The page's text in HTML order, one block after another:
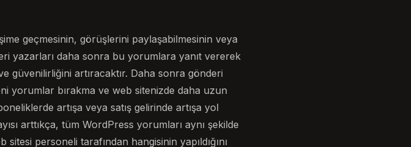
geçmesinin, görüşlerini paylaşabilmesinin veya
yazarları daha sonra bu yorumlara yanıt vererek
güvenilirliğini artıracaktır. Daha sonra gönderi
yorumlar bırakma ve web sitenizde daha uzun
artışa veya satış gelirinde artışa yol
arttıkça, tüm WordPress yorumları aynı şekilde
personeli tarafından hangisinin yapıldığını